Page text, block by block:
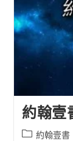
約翰壹
Post約翰壹書